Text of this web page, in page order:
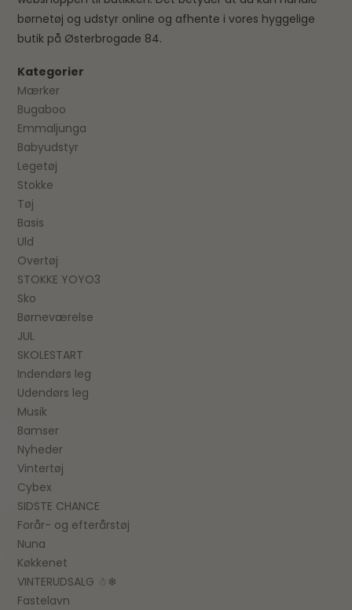
børnetøj og udstyr online og afhente i vores hyggelige
butik på Østerbrogade 84.
Kategorier
Mærker
Bugaboo
Emmaljunga
Babyudstyr
Legetøj
Stokke
Tøj
Basis
Uld
Overtøj
STOKKE YOYO3
Sko
Børneværelse
JUL
SKOLESTART
Indendørs leg
Udendørs leg
Musik
Bamser
Nyheder
Vintertøj
Cybex
SIDSTE CHANCE
Forår- og efterårstøj
Nuna
Køkkenet
VINTERUDSALG ☃❄
Fastelavn